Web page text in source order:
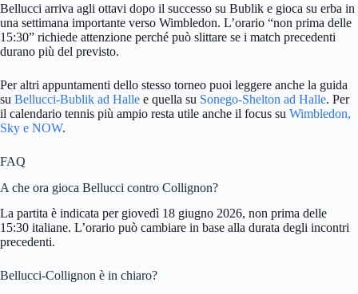
Bellucci arriva agli ottavi dopo il successo su Bublik e gioca su erba in
una settimana importante verso Wimbledon. L’orario “non prima delle
15:30” richiede attenzione perché può slittare se i match precedenti
durano più del previsto.
Per altri appuntamenti dello stesso torneo puoi leggere anche la guida
su Bellucci-Bublik ad Halle e quella su Sonego-Shelton ad Halle. Per
il calendario tennis più ampio resta utile anche il focus su Wimbledon,
Sky e NOW.
FAQ
A che ora gioca Bellucci contro Collignon?
La partita è indicata per giovedì 18 giugno 2026, non prima delle
15:30 italiane. L’orario può cambiare in base alla durata degli incontri
precedenti.
Bellucci-Collignon è in chiaro?